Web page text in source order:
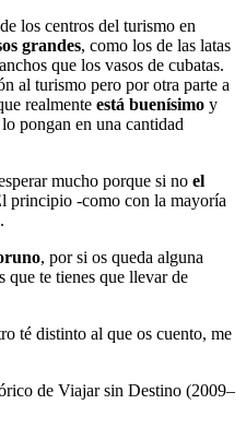
los centros del turismo en
grandes, como los de las latas
que los vasos de cubatas.
al turismo pero por otra parte a
realmente está buenísimo y
pongan en una cantidad
mucho porque si no el
principio -como con la mayoría
, por si os queda alguna
que te tienes que llevar de
té distinto al que os cuento, me
de Viajar sin Destino (2009–